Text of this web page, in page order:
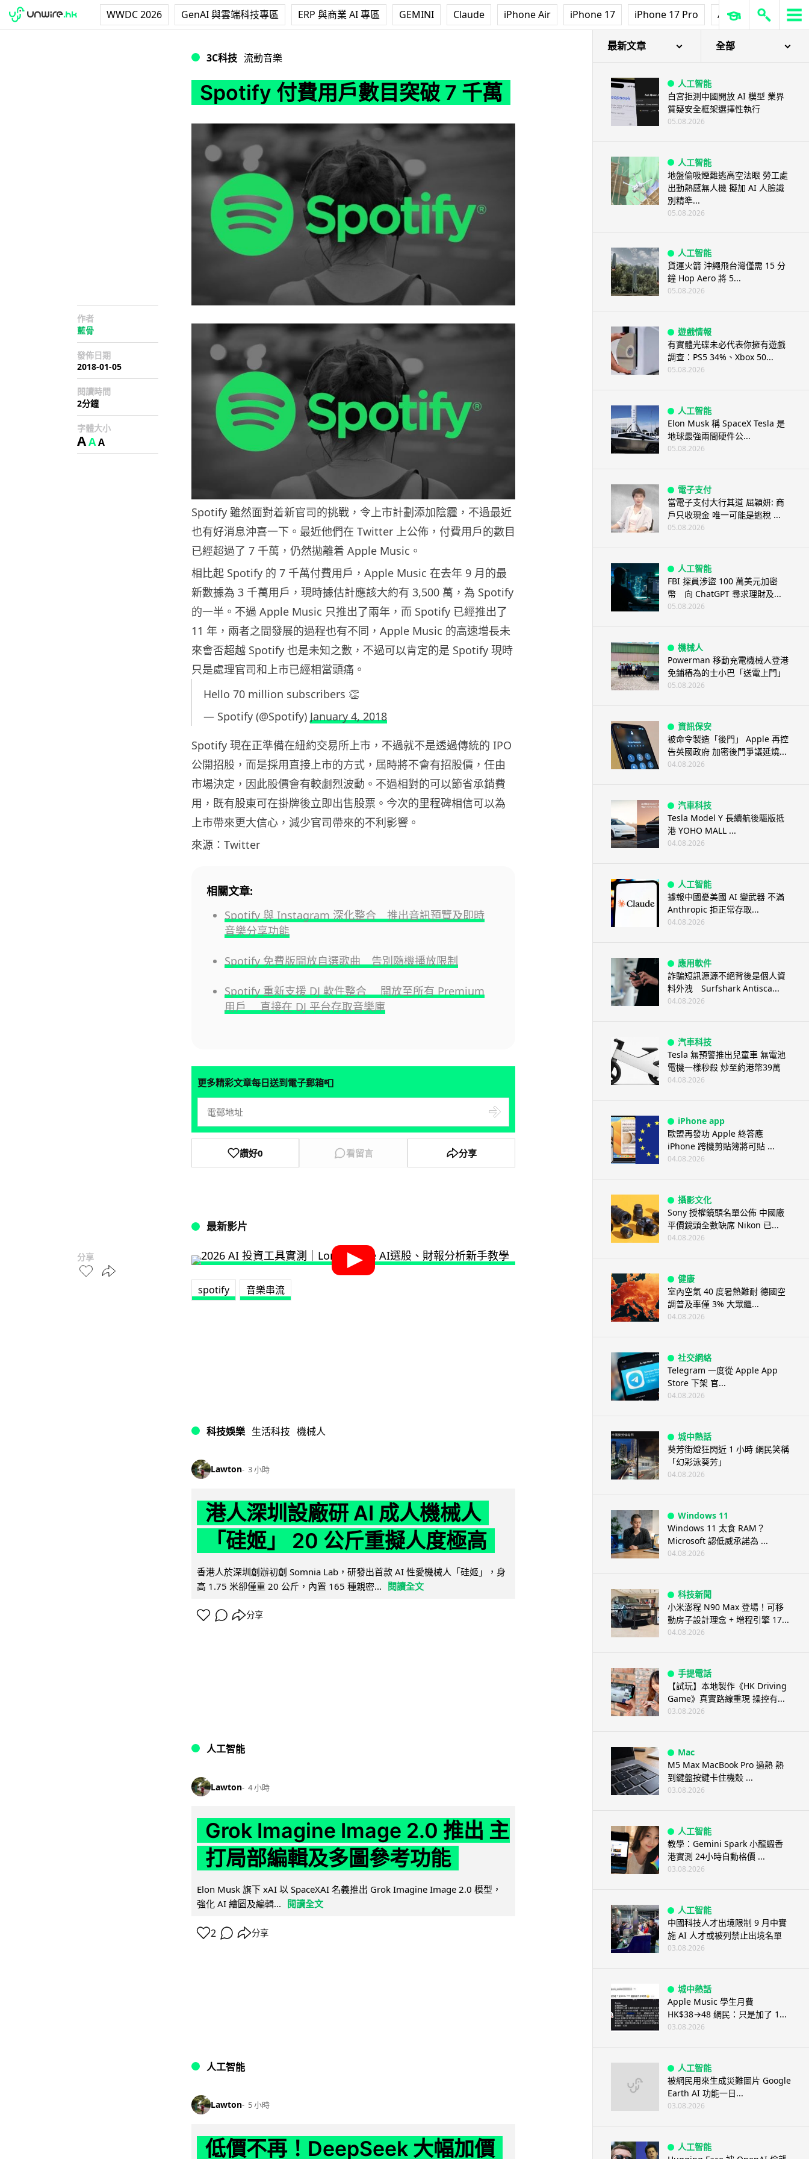
WWDC 2026 GenAI 與雲端科技專區 ERP 與商業 AI 專區 GEMINI Claude iPhone Air iPhone 17 iPhone 17 Pro AirPods Pro 3
3C科技 流動音樂
Spotify 付費用戶數目突破 7 千萬
作者
藍骨
發佈日期
2018-01-05
閱讀時間
2分鐘
字體大小
AAA
分享
Spotify 雖然面對着新官司的挑戰，令上市計劃添加陰霾，不過最近
也有好消息沖喜一下。最近他們在 Twitter 上公佈，付費用戶的數目
已經超過了 7 千萬，仍然拋離着 Apple Music。
相比起 Spotify 的 7 千萬付費用戶，Apple Music 在去年 9 月的最
新數據為 3 千萬用戶，現時據估計應該大約有 3,500 萬，為 Spotify
的一半。不過 Apple Music 只推出了兩年，而 Spotify 已經推出了
11 年，兩者之間發展的過程也有不同，Apple Music 的高速增長未
來會否超越 Spotify 也是未知之數，不過可以肯定的是 Spotify 現時
只是處理官司和上市已經相當頭痛。
Hello 70 million subscribers 👏
— Spotify (@Spotify) January 4, 2018
Spotify 現在正準備在紐約交易所上市，不過就不是透過傳統的 IPO
公開招股，而是採用直接上市的方式，屆時將不會有招股價，任由
市場決定，因此股價會有較劇烈波動。不過相對的可以節省承銷費
用，既有股東可在掛牌後立即出售股票。今次的里程碑相信可以為
上市帶來更大信心，減少官司帶來的不利影響。
來源：Twitter
相關文章:
Spotify 與 Instagram 深化整合 推出音訊預覽及即時
音樂分享功能
Spotify 免費版開放自選歌曲 告別隨機播放限制
Spotify 重新支援 DJ 軟件整合 開放至所有 Premium
用戶 直接在 DJ 平台存取音樂庫
更多精彩文章每日送到電子郵箱📮
讚好0 看留言 分享
最新影片
spotify 音樂串流
科技娛樂 生活科技 機械人
Lawton 3 小時
港人深圳設廠研 AI 成人機械人
「硅姬」 20 公斤重擬人度極高
香港人於深圳創辦初創 Somnia Lab，研發出首款 AI 性愛機械人「硅姬」，身
高 1.75 米卻僅重 20 公斤，內置 165 種親密... 閱讀全文
分享
人工智能
Lawton 4 小時
Grok Imagine Image 2.0 推出 主
打局部編輯及多圖參考功能
Elon Musk 旗下 xAI 以 SpaceXAI 名義推出 Grok Imagine Image 2.0 模型，
強化 AI 繪圖及編輯...
閱讀全文
2 分享
人工智能
Lawton 5 小時
低價不再！DeepSeek 大幅加價
最新文章 全部
人工智能
白宮拒測中國開放 AI 模型 業界
質疑安全框架選擇性執行
05.08.2026
人工智能
地盤偷吸煙難逃高空法眼 勞工處
出動熱感無人機 擬加 AI 人臉識
別精準...
05.08.2026
人工智能
貨運火箭 沖繩飛台灣僅需 15 分
鐘 Hop Aero 將 5...
05.08.2026
遊戲情報
有實體光碟未必代表你擁有遊戲
調查：PS5 34%、Xbox 50...
05.08.2026
人工智能
Elon Musk 稱 SpaceX Tesla 是
地球最強兩間硬件公...
05.08.2026
電子支付
當電子支付大行其道 屈穎妍: 商
戶只收現金 唯一可能是逃稅 ...
05.08.2026
人工智能
FBI 探員涉盜 100 萬美元加密
幣 向 ChatGPT 尋求理財及...
05.08.2026
機械人
Powerman 移動充電機械人登港
免鋪樁為的士小巴「送電上門」
05.08.2026
資訊保安
被命令製造「後門」 Apple 再控
告英國政府 加密後門爭議延燒...
04.08.2026
汽車科技
Tesla Model Y 長續航後驅版抵
港 YOHO MALL ...
04.08.2026
人工智能
據報中國憂美國 AI 變武器 不滿
Anthropic 拒正常存取...
04.08.2026
應用軟件
詐騙短訊源源不絕背後是個人資
料外洩 Surfshark Antisca...
04.08.2026
汽車科技
Tesla 無預警推出兒童車 無電池
電機一樣秒殺 炒至約港幣39萬
04.08.2026
iPhone app
歐盟再發功 Apple 終答應
iPhone 跨機剪貼簿將可貼 ...
04.08.2026
攝影文化
Sony 授權鏡頭名單公佈 中國廠
平價鏡頭全數缺席 Nikon 已...
04.08.2026
健康
室內空氣 40 度暑熱難耐 德國空
調普及率僅 3% 大眾繼...
04.08.2026
社交網絡
Telegram 一度從 Apple App
Store 下架 官...
04.08.2026
城中熱話
葵芳街燈狂閃近 1 小時 網民笑稱
「幻彩泳葵芳」
04.08.2026
Windows 11
Windows 11 太食 RAM？
Microsoft 認低威承諾為 ...
04.08.2026
科技新聞
小米澎程 N90 Max 登場！可移
動房子設計理念 + 增程引擎 17...
04.08.2026
手提電話
【試玩】本地製作《HK Driving
Game》真實路線重現 操控有...
03.08.2026
Mac
M5 Max MacBook Pro 過熱 熱
到鍵盤按鍵卡住機殼 ...
03.08.2026
人工智能
教學：Gemini Spark 小龍蝦香
港實測 24小時自動格價 ...
03.08.2026
人工智能
中國科技人才出境限制 9 月中實
施 AI 人才或被列禁止出境名單
03.08.2026
城中熱話
Apple Music 學生月費
HK$38→48 網民：只是加了 1...
03.08.2026
人工智能
被網民用來生成災難圖片 Google
Earth AI 功能一日...
03.08.2026
人工智能